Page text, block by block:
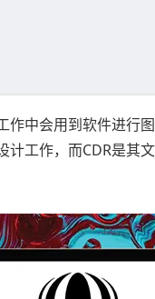
作中会用到软件进行
计工作，而CDR是其